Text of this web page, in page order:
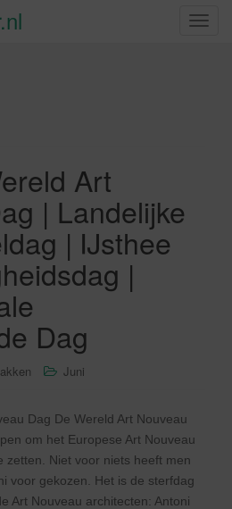
S
Art
| Landelijke
| IJsthee
|
Dag
Juni
Dag De Wereld Art Nouveau
om het Europese Art Nouveau
zetten. Niet voor niets heeft men
voor gekozen. Het is de sterfdag
Art Nouveau architecten: Antoni